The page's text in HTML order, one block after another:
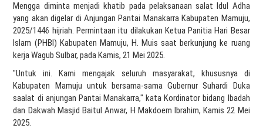
Mengga diminta menjadi khatib pada pelaksanaan salat Idul Adha
yang akan digelar di Anjungan Pantai Manakarra Kabupaten Mamuju,
2025/1446 hijriah. Permintaan itu dilakukan Ketua Panitia Hari Besar
Islam (PHBI) Kabupaten Mamuju, H. Muis saat berkunjung ke ruang
kerja Wagub Sulbar, pada Kamis, 21 Mei 2025.
"Untuk ini. Kami mengajak seluruh masyarakat, khususnya di
Kabupaten Mamuju untuk bersama-sama Gubernur Suhardi Duka
saalat di anjungan Pantai Manakarra," kata Kordinator bidang Ibadah
dan Dakwah Masjid Baitul Anwar, H Makdoem Ibrahim, Kamis 22 Mei
2025.